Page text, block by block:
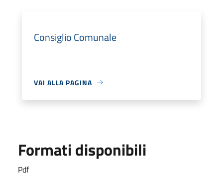
Consiglio Comunale
VAI ALLA PAGINA
Formati disponibili
Pdf